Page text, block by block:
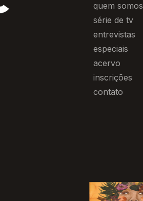
quem somos
série de tv
entrevistas
especiais
acervo
inscrições
contato